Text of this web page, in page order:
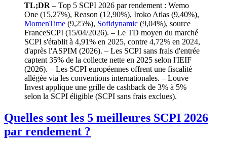
TL;DR – Top 5 SCPI 2026 par rendement : Wemo
One (15,27%), Reason (12,90%), Iroko Atlas (9,40%),
MomenTime (9,25%), Sofidynamic (9,04%), source
FranceSCPI (15/04/2026). – Le TD moyen du marché
SCPI s'établit à 4,91% en 2025, contre 4,72% en 2024,
d'après l'ASPIM (2026). – Les SCPI sans frais d'entrée
captent 35% de la collecte nette en 2025 selon l'IEIF
(2026). – Les SCPI européennes offrent une fiscalité
allégée via les conventions internationales. – Louve
Invest applique une grille de cashback de 3% à 5%
selon la SCPI éligible (SCPI sans frais exclues).
Quelles sont les 5 meilleures SCPI 2026
par rendement ?